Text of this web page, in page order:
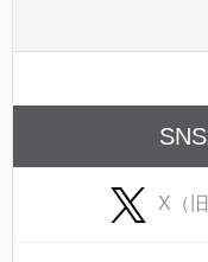
X（